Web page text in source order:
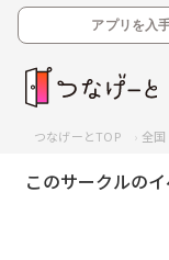
アプリを入
つなげーとTOP 全国
このサークルの